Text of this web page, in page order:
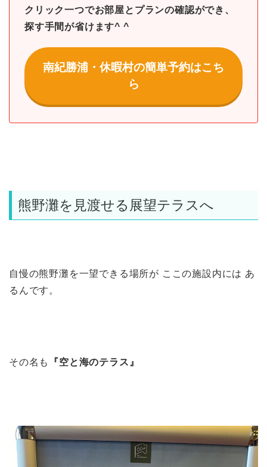
クリック一つでお部屋とプランの確認ができ、
探す手間が省けます^ ^
南紀勝浦・休暇村の簡単予約はこち
ら
熊野灘を見渡せる展望テラスへ
自慢の熊野灘を一望できる場所が ここの施設内には あ
るんです。
その名も 『空と海のテラス』